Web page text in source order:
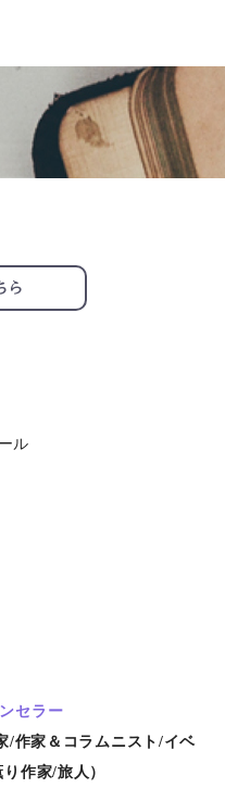
ら
ル
セラー
/作家＆コラムニスト/イベ
作家/旅人）